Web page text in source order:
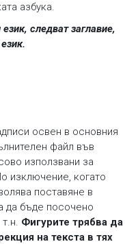
азбука.
следват заглавие,
освен в основния
файл във
използвани за
изключение, когато
поставяне в
да бъде посочено
Фигурите трябва да
на текста в тях